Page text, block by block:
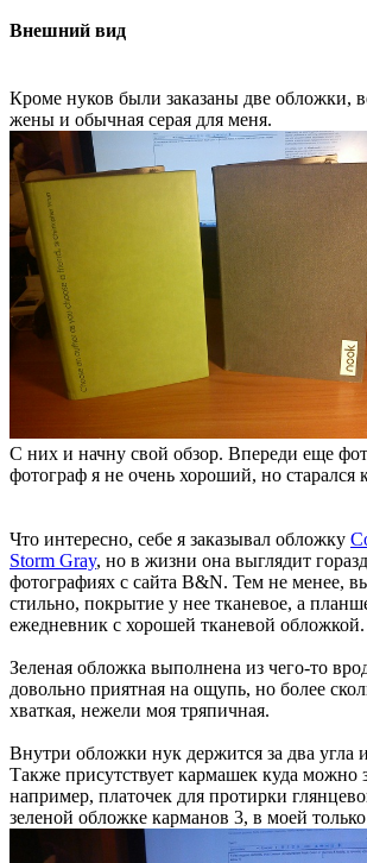
Внешний вид
Кроме нуков были заказаны две обложки,
жены и обычная серая для меня.
С них и начну свой обзор. Впереди еще
фотограф я не очень хороший, но старался
Что интересно, себе я заказывал обложку
Storm Gray, но в жизни она выглядит
фотографиях с сайта B&N. Тем не менее,
стильно, покрытие у нее тканевое, а
ежедневник с хорошей тканевой обложкой.
Зеленая обложка выполнена из чего-то
довольно приятная на ощупь, но более
хваткая, нежели моя тряпичная.
Внутри обложки нук держится за два угла
Также присутствует кармашек куда можно
например, платочек для протирки
зеленой обложке карманов 3, в моей